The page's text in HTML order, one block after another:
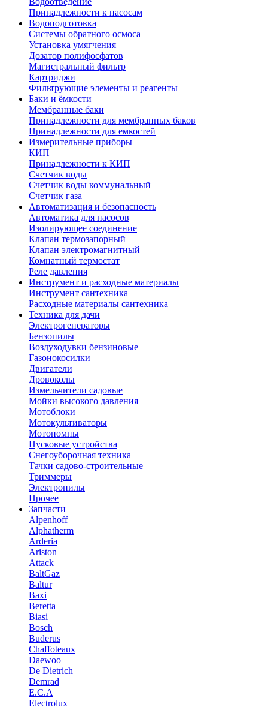
Принадлежности к насосам
Водоподготовка
Системы обратного осмоса
Установка умягчения
Дозатор полифосфатов
Магистральный фильтр
Картриджи
Фильтрующие элементы и реагенты
Баки и ёмкости
Мембранные баки
Принадлежности для мембранных баков
Принадлежности для емкостей
Измерительные приборы
КИП
Принадлежности к КИП
Счетчик воды
Счетчик воды коммунальный
Счетчик газа
Автоматизация и безопасность
Автоматика для насосов
Изолирующее соединение
Клапан термозапорный
Клапан электромагнитный
Комнатный термостат
Реле давления
Инструмент и расходные материалы
Инструмент сантехника
Расходные материалы сантехника
Техника для дачи
Электрогенераторы
Бензопилы
Воздуходувки бензиновые
Газонокосилки
Двигатели
Дровоколы
Измельчители садовые
Мойки высокого давления
Мотоблоки
Мотокультиваторы
Мотопомпы
Пусковые устройства
Снегоуборочная техника
Тачки садово-строительные
Триммеры
Электропилы
Прочее
Запчасти
Alpenhoff
Alphatherm
Arderia
Ariston
Attack
BaltGaz
Baltur
Baxi
Beretta
Biasi
Bosch
Buderus
Chaffoteaux
Daewoo
De Dietrich
Demrad
E.C.A
Electrolux